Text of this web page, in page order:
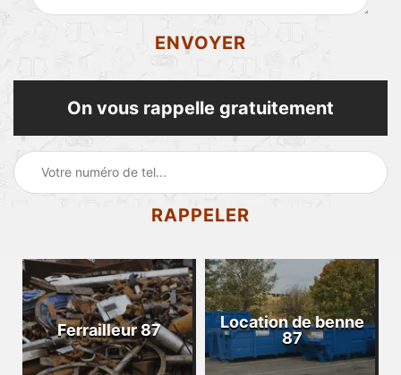
On vous rappelle gratuitement
Ferrailleur 87
Location de benne
87